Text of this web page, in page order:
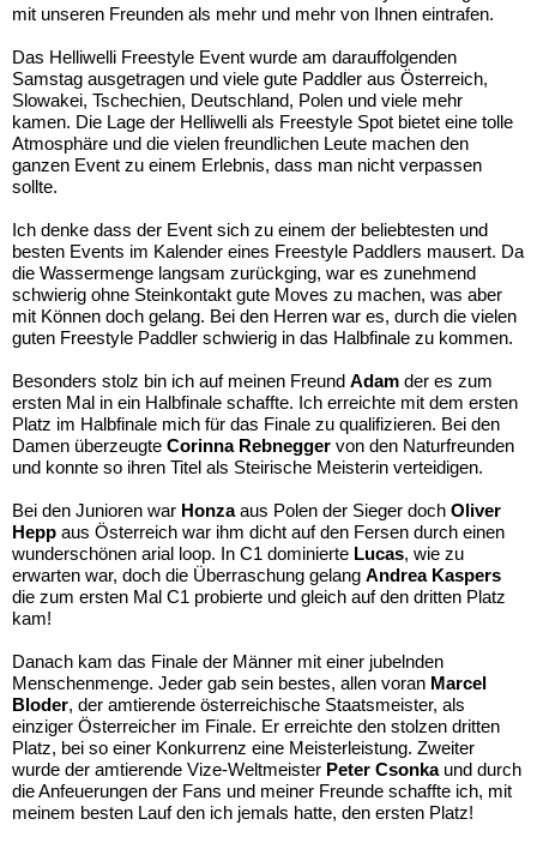
mit unseren Freunden als mehr und mehr von Ihnen eintrafen.
Das Helliwelli Freestyle Event wurde am darauffolgenden
Samstag ausgetragen und viele gute Paddler aus Österreich,
Slowakei, Tschechien, Deutschland, Polen und viele mehr
kamen. Die Lage der Helliwelli als Freestyle Spot bietet eine tolle
Atmosphäre und die vielen freundlichen Leute machen den
ganzen Event zu einem Erlebnis, dass man nicht verpassen
sollte.
Ich denke dass der Event sich zu einem der beliebtesten und
besten Events im Kalender eines Freestyle Paddlers mausert. Da
die Wassermenge langsam zurückging, war es zunehmend
schwierig ohne Steinkontakt gute Moves zu machen, was aber
mit Können doch gelang. Bei den Herren war es, durch die vielen
guten Freestyle Paddler schwierig in das Halbfinale zu kommen.
Besonders stolz bin ich auf meinen Freund Adam der es zum
ersten Mal in ein Halbfinale schaffte. Ich erreichte mit dem ersten
Platz im Halbfinale mich für das Finale zu qualifizieren. Bei den
Damen überzeugte Corinna Rebnegger von den Naturfreunden
und konnte so ihren Titel als Steirische Meisterin verteidigen.
Bei den Junioren war Honzaaus Polen der Sieger doch Oliver
Hepp aus Österreich war ihm dicht auf den Fersen durch einen
wunderschönen arial loop. In C1 dominierte Lucas, wie zu
erwarten war, doch die Überraschung gelang Andrea Kaspers
die zum ersten Mal C1 probierte und gleich auf den dritten Platz
kam!
Danach kam das Finale der Männer mit einer jubelnden
Menschenmenge. Jeder gab sein bestes, allen voran Marcel
Bloder, der amtierende österreichische Staatsmeister, als
einziger Österreicher im Finale. Er erreichte den stolzen dritten
Platz, bei so einer Konkurrenz eine Meisterleistung. Zweiter
wurde der amtierende Vize-Weltmeister Peter Csonkaund durch
die Anfeuerungen der Fans und meiner Freunde schaffte ich, mit
meinem besten Lauf den ich jemals hatte, den ersten Platz!